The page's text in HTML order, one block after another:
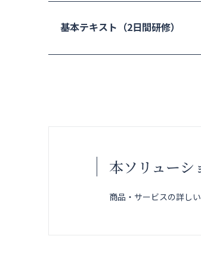
基本テキスト（2日間研修）
本ソリューシ
商品・サービスの詳し